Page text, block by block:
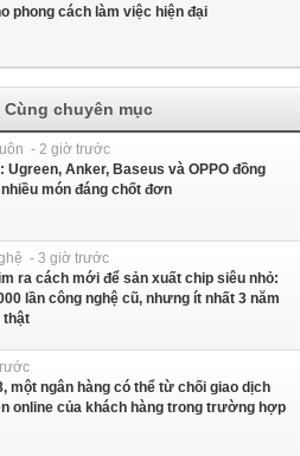
phong cách làm việc hiện đại
Cùng chuyên mục
- 2 giờ trước
Ugreen, Anker, Baseus và OPPO đồng
nhiều món đáng chốt đơn
- 3 giờ trước
ra cách mới để sản xuất chip siêu nhỏ:
lần công nghệ cũ, nhưng ít nhất 3 năm
thật
một ngân hàng có thể từ chối giao dịch
online của khách hàng trong trường hợp